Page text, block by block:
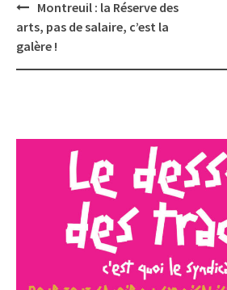
Post
navigation
Montreuil : la Réserve des
arts, pas de salaire, c’est la
galère !